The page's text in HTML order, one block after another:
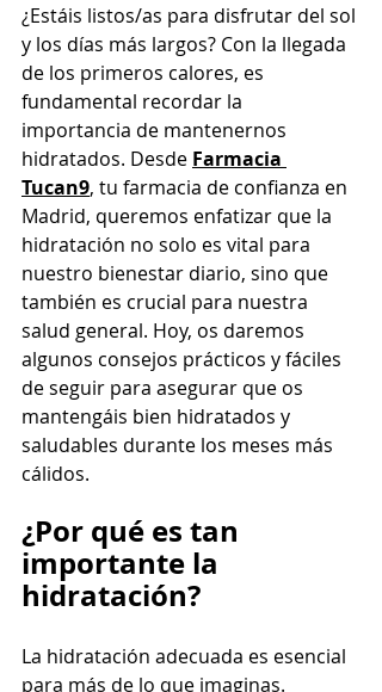
¿Estáis listos/as para disfrutar del sol
y los días más largos? Con la llegada
de los primeros calores, es
fundamental recordar la
importancia de mantenernos
hidratados. Desde Farmacia
Tucan9, tu farmacia de confianza en
Madrid, queremos enfatizar que la
hidratación no solo es vital para
nuestro bienestar diario, sino que
también es crucial para nuestra
salud general. Hoy, os daremos
algunos consejos prácticos y fáciles
de seguir para asegurar que os
mantengáis bien hidratados y
saludables durante los meses más
cálidos.
¿Por qué es tan
importante la
hidratación?
La hidratación adecuada es esencial
para más de lo que imaginas.